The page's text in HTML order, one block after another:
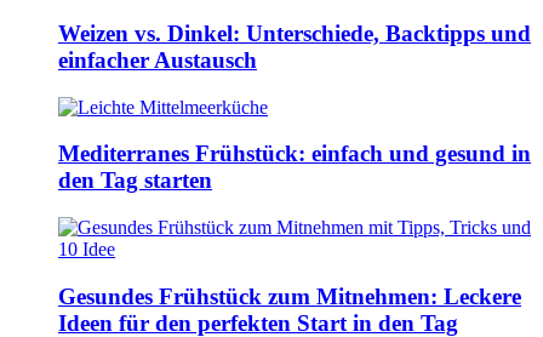
Weizen vs. Dinkel: Unterschiede, Backtipps und
einfacher Austausch
Mediterranes Frühstück: einfach und gesund in
den Tag starten
Gesundes Frühstück zum Mitnehmen: Leckere
Ideen für den perfekten Start in den Tag